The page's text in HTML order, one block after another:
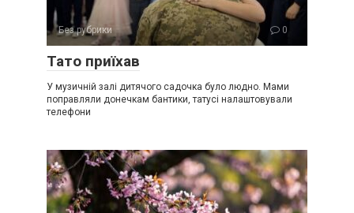
Без рубрики 0
Тато приїхав
У музичній залі дитячого садочка було людно. Мами
поправляли донечкам бантики, татусі налаштовували
телефони